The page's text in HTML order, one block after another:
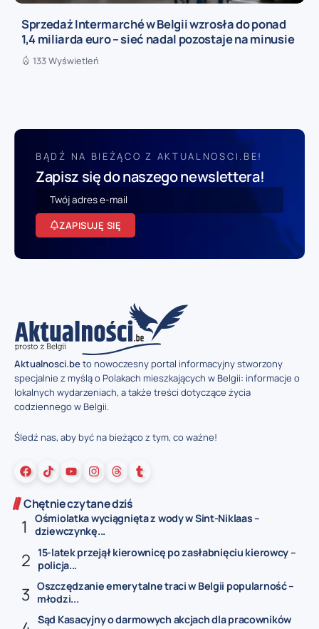
Sprzedaż Intermarché w Belgii wzrosła do ponad
1,4 miliarda euro – sieć nadal pozostaje na minusie
133 Wyświetleń
BĄDŹ NA BIEŻĄCO Z AKTUALNOSCI.BE!
Zapisz się do naszego newslettera!
ZAPISUJĘ SIĘ
Aktualnosci.beto nowoczesny portal informacyjny stworzony
specjalnie z myślą o Polakach mieszkających w Belgii: informacje o
lokalnych wydarzeniach, a także treści dotyczące życia
codziennego w Belgii.
Śledź nas, aby być na bieżąco z tym, co ważne!
Chętnie czytane dziś
Ośmiolatka wyciągnięta z wody w Sint-Niklaas –
dziewczynkę...
15-latek przejął kierownicę po zasłabnięciu kierowcy –
policja...
Oszczędzanie emerytalne traci w Belgii popularność –
młodzi...
Sąd Kasacyjny o darmowych akcjach dla pracowników